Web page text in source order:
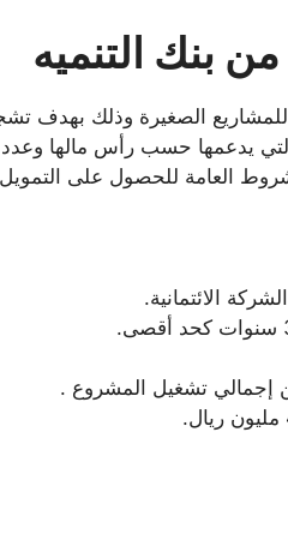
بنك التنميه
الصغيرة وذلك بهدف
يدعمها حسب رأس مالها وعدد
الائتمانية.